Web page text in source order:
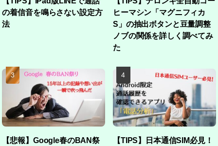
の着信音を鳴らさない設定方
法
ヒーマシン「マグニフィカ
S」の抽出ボタンと豆量調整
ノブの関係を詳しく調べてみ
た
【悲報】Google春のBAN祭
【TIPS】日本通信SIM必見！